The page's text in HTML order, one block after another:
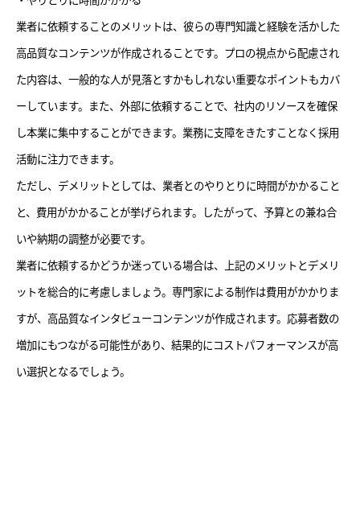
業者に依頼することのメリットは、彼らの専門知識と経験を活かした
高品質なコンテンツが作成されることです。プロの視点から配慮され
た内容は、一般的な人が見落とすかもしれない重要なポイントもカバ
ーしています。また、外部に依頼することで、社内のリソースを確保
し本業に集中することができます。業務に支障をきたすことなく採用
活動に注力できます。
ただし、デメリットとしては、業者とのやりとりに時間がかかること
と、費用がかかることが挙げられます。したがって、予算との兼ね合
いや納期の調整が必要です。
業者に依頼するかどうか迷っている場合は、上記のメリットとデメリ
ットを総合的に考慮しましょう。専門家による制作は費用がかかりま
すが、高品質なインタビューコンテンツが作成されます。応募者数の
増加にもつながる可能性があり、結果的にコストパフォーマンスが高
い選択となるでしょう。